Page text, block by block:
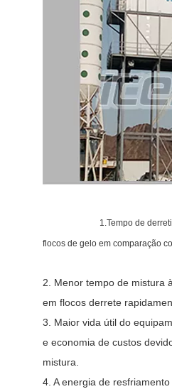
1.Tempo de
flocos de gelo em comparação
2. Menor tempo de mistura
em flocos derrete
3. Maior vida útil do
e economia de custos
mistura.
4. A energia de